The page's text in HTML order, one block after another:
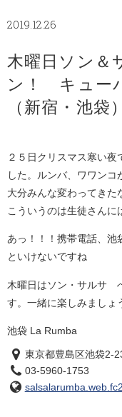
2019.12.26
木曜日ソン
ン！ キュー
（新宿・池袋）
２５日クリスマス寒い
した。ルンバ、ワワンコ
大分みんな変わってきた
こういうのは生徒さんに
あっ！！！携帯電話、池
といけないですね
木曜日はソン・サルサ
す。一緒に楽しみましょ
池袋 La Rumba
東京都豊島区池袋2-
03-5960-1753